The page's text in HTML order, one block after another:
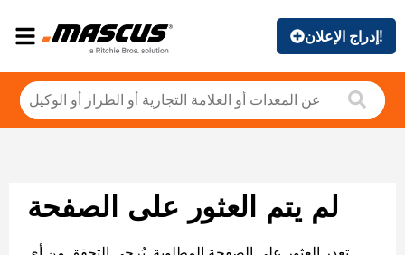
إدراج الإعلان!
لم يتم العثور على الصفحة